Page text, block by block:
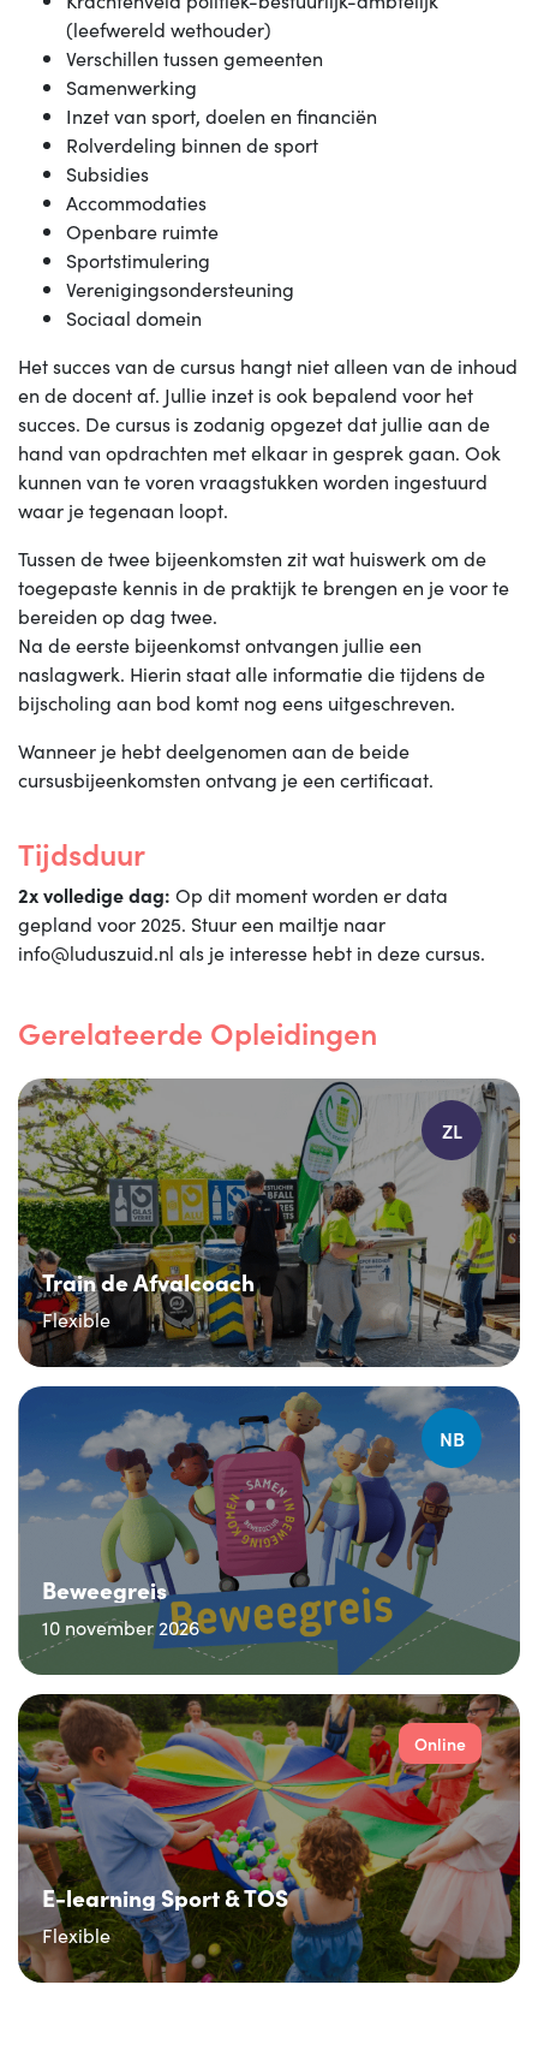
(leefwereld wethouder)
Verschillen tussen gemeenten
Samenwerking
Inzet van sport, doelen en financiën
Rolverdeling binnen de sport
Subsidies
Accommodaties
Openbare ruimte
Sportstimulering
Verenigingsondersteuning
Sociaal domein
Het succes van de cursus hangt niet alleen van de inhoud
en de docent af. Jullie inzet is ook bepalend voor het
succes. De cursus is zodanig opgezet dat jullie aan de
hand van opdrachten met elkaar in gesprek gaan. Ook
kunnen van te voren vraagstukken worden ingestuurd
waar je tegenaan loopt.
Tussen de twee bijeenkomsten zit wat huiswerk om de
toegepaste kennis in de praktijk te brengen en je voor te
bereiden op dag twee.
Na de eerste bijeenkomst ontvangen jullie een
naslagwerk. Hierin staat alle informatie die tijdens de
bijscholing aan bod komt nog eens uitgeschreven.
Wanneer je hebt deelgenomen aan de beide
cursusbijeenkomsten ontvang je een certificaat.
Tijdsduur
2x volledige dag: Op dit moment worden er data
gepland voor 2025. Stuur een mailtje naar
info@luduszuid.nl als je interesse hebt in deze cursus.
Gerelateerde Opleidingen
ZL
Train de Afvalcoach
Flexible
NB
Beweegreis
10 november 2026
Online
E-learning Sport & TOS
Flexible